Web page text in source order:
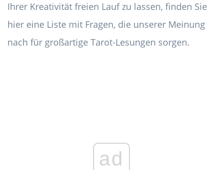
Ihrer Kreativität freien Lauf zu lassen, finden Sie
hier eine Liste mit Fragen, die unserer Meinung
nach für großartige Tarot-Lesungen sorgen.
ad